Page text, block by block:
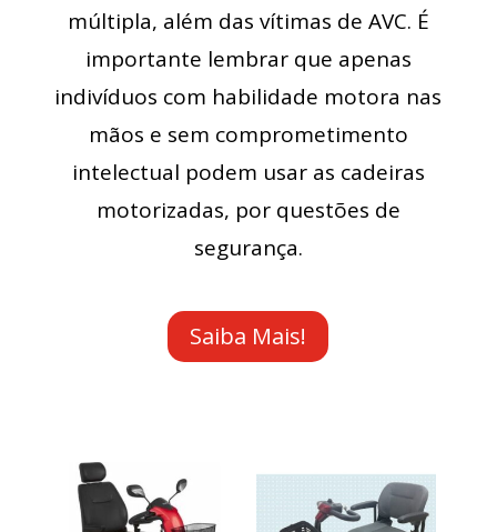
múltipla, além das vítimas de AVC. É
importante lembrar que apenas
indivíduos com habilidade motora nas
mãos e sem comprometimento
intelectual podem usar as cadeiras
motorizadas, por questões de
segurança.
Saiba Mais!